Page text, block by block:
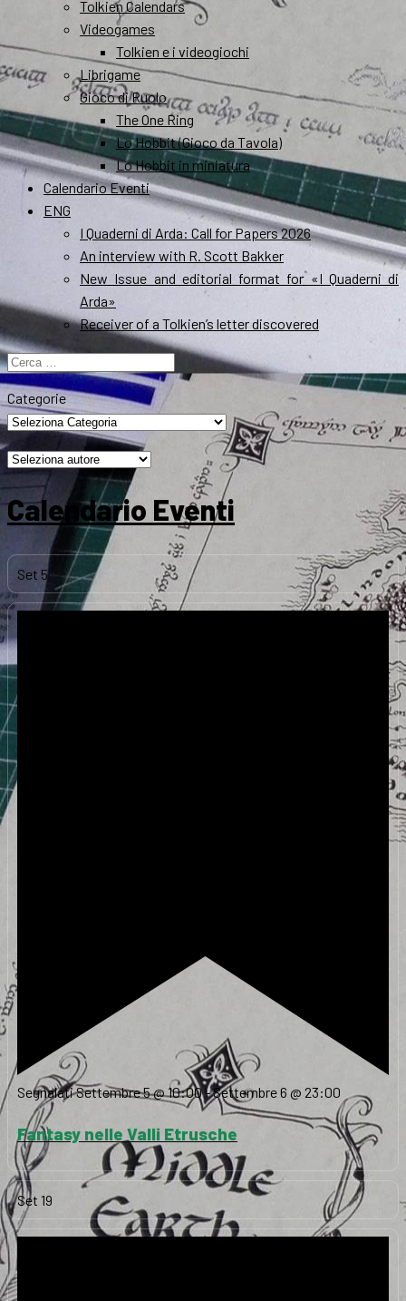
Tolkien Calendars
Videogames
Tolkien e i videogiochi
Librigame
Gioco di Ruolo
The One Ring
Lo Hobbit (Gioco da Tavola)
Lo Hobbit in miniatura
Calendario Eventi
ENG
I Quaderni di Arda: Call for Papers 2026
An interview with R. Scott Bakker
New Issue and editorial format for «I Quaderni di
Arda»
Receiver of a Tolkien’s letter discovered
Ricerca
per:
Categorie
Calendario Eventi
Set 5
SegnalatiSettembre 5 @ 10:00-Settembre 6 @ 23:00
Fantasy nelle Valli Etrusche
Set 19